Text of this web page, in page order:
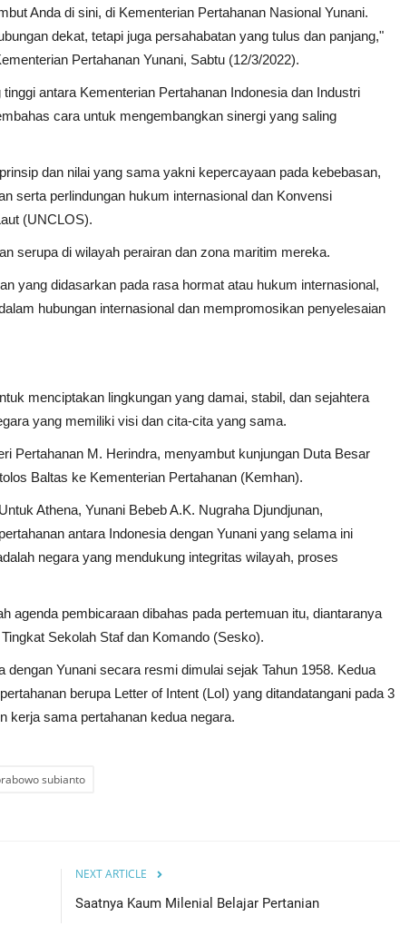
Anda di sini, di Kementerian Pertahanan Nasional Yunani.
dekat, tetapi juga persahabatan yang tulus dan panjang,"
Pertahanan Yunani, Sabtu (12/3/2022).
antara Kementerian Pertahanan Indonesia dan Industri
cara untuk mengembangkan sinergi yang saling
dan nilai yang sama yakni kepercayaan pada kebebasan,
serta perlindungan hukum internasional dan Konvensi
(UNCLOS).
serupa di wilayah perairan dan zona maritim mereka.
yang didasarkan pada rasa hormat atau hukum internasional,
hubungan internasional dan mempromosikan penyelesaian
menciptakan lingkungan yang damai, stabil, dan sejahtera
yang memiliki visi dan cita-cita yang sama.
Pertahanan M. Herindra, menyambut kunjungan Duta Besar
Baltas ke Kementerian Pertahanan (Kemhan).
Athena, Yunani Bebeb A.K. Nugraha Djundjunan,
antara Indonesia dengan Yunani yang selama ini
negara yang mendukung integritas wilayah, proses
agenda pembicaraan dibahas pada pertemuan itu, diantaranya
Sekolah Staf dan Komando (Sesko).
Yunani secara resmi dimulai sejak Tahun 1958. Kedua
berupa Letter of Intent (LoI) yang ditandatangani pada 3
kerja sama pertahanan kedua negara.
subianto
NEXT ARTICLE
Saatnya Kaum Milenial Belajar Pertanian
HARI
SAID IQBAL KEMBALI PIMPIN PARTAI
Agus Jan 21, 2026 0 248